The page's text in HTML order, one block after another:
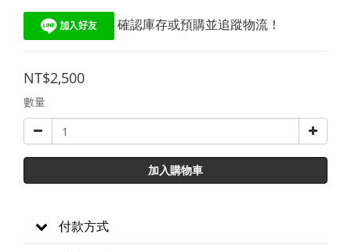
確認庫存或預購並追蹤物流！
NT$2,500
數量
加入購物車
付款方式